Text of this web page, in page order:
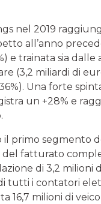
nel 2019
all’anno
e trainata sia dalle
(3,2 miliardi di
Una forte
un +28% e
primo segmento
del fatturato
di 3,2 milioni
tutti i contatori
16,7 milioni di